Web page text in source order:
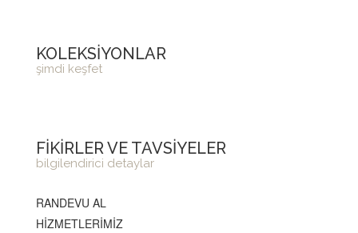
KOLEKSİYONLAR
şimdi keşfet
FİKİRLER VE TAVSİYELER
bilgilendirici detaylar
RANDEVU AL
HİZMETLERİMİZ